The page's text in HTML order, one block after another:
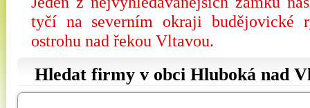
tyčí na severním okraji budějovické
ostrohu nad řekou Vltavou.
Hledat firmy v obci Hluboká nad